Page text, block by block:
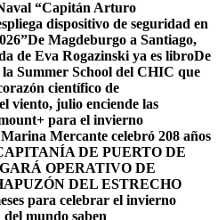
“Capitán Arturo
dispositivo de seguridad en
De Magdeburgo a Santiago,
de Eva Rogazinski ya es libroDe
Summer School del CHIC que
científico de
viento, julio enciende las
para el invierno
Mercante celebró 208 años
DE PUERTO DE
OPERATIVO DE
DEL ESTRECHO
para celebrar el invierno
del mundo saben